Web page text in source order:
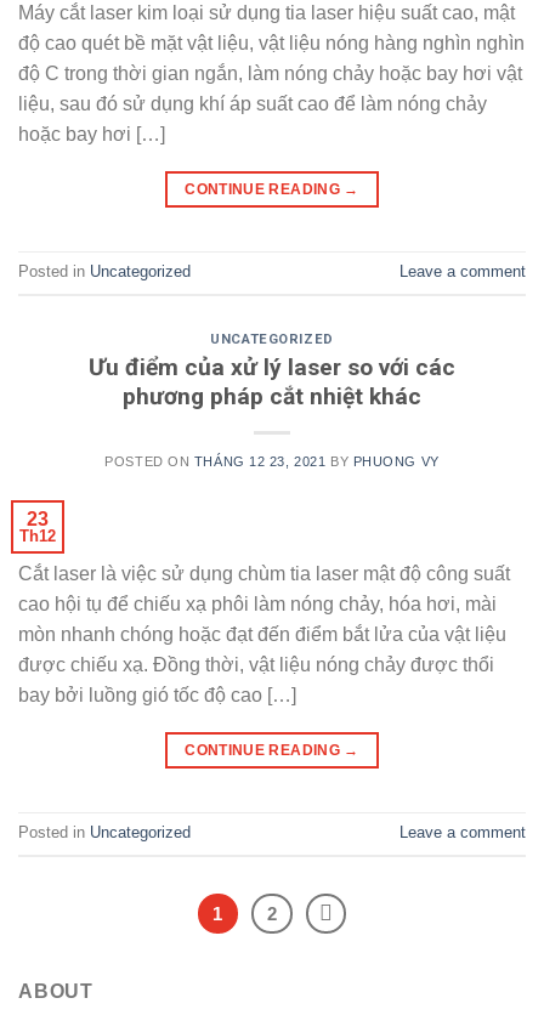
Máy cắt laser kim loại sử dụng tia laser hiệu suất cao, mật
độ cao quét bề mặt vật liệu, vật liệu nóng hàng nghìn nghìn
độ C trong thời gian ngắn, làm nóng chảy hoặc bay hơi vật
liệu, sau đó sử dụng khí áp suất cao để làm nóng chảy
hoặc bay hơi […]
CONTINUE READING →
Posted in Uncategorized Leave a comment
UNCATEGORIZED
Ưu điểm của xử lý laser so với các
phương pháp cắt nhiệt khác
POSTED ON THÁNG 12 23, 2021 BY PHUONG VY
23
Th12
Cắt laser là việc sử dụng chùm tia laser mật độ công suất
cao hội tụ để chiếu xạ phôi làm nóng chảy, hóa hơi, mài
mòn nhanh chóng hoặc đạt đến điểm bắt lửa của vật liệu
được chiếu xạ. Đồng thời, vật liệu nóng chảy được thổi
bay bởi luồng gió tốc độ cao […]
CONTINUE READING →
Posted in Uncategorized Leave a comment
1 2
ABOUT